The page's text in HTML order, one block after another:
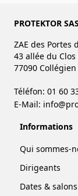
PROTEKTOR SAS
ZAE des Portes
43 allée du
77090 Collégien
Téléfon: 01 60
E-Mail:
Informations
Qui sommes-
Dirigeants
Dates & salons